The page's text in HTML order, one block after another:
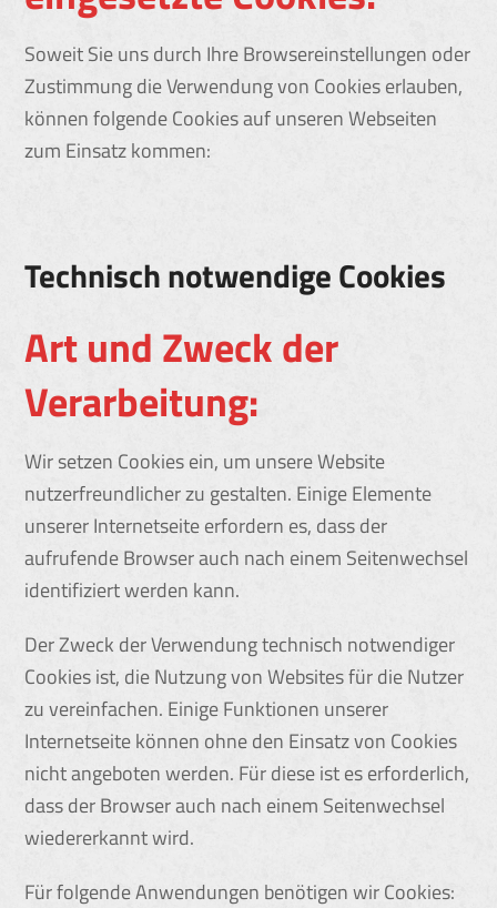
Soweit Sie uns durch Ihre Browsereinstellungen oder
Zustimmung die Verwendung von Cookies erlauben,
können folgende Cookies auf unseren Webseiten
zum Einsatz kommen:
Technisch notwendige Cookies
Art und Zweck der
Verarbeitung:
Wir setzen Cookies ein, um unsere Website
nutzerfreundlicher zu gestalten. Einige Elemente
unserer Internetseite erfordern es, dass der
aufrufende Browser auch nach einem Seitenwechsel
identifiziert werden kann.
Der Zweck der Verwendung technisch notwendiger
Cookies ist, die Nutzung von Websites für die Nutzer
zu vereinfachen. Einige Funktionen unserer
Internetseite können ohne den Einsatz von Cookies
nicht angeboten werden. Für diese ist es erforderlich,
dass der Browser auch nach einem Seitenwechsel
wiedererkannt wird.
Für folgende Anwendungen benötigen wir Cookies: